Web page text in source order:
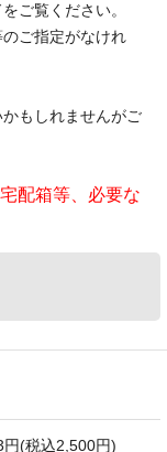
をご覧ください。
ご指定がなけれ
もしれませんがご
配箱等、必要な
円(税込2,500円)